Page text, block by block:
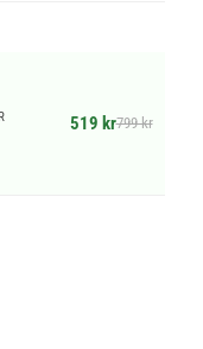
519 kr799 kr